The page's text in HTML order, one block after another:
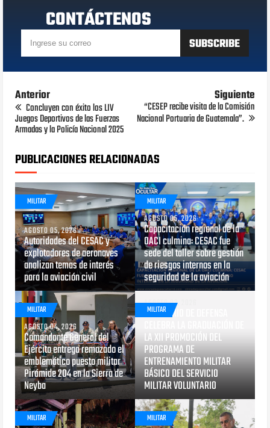
CONTÁCTENOS
Anterior
Concluyen con éxito los LIV
Juegos Deportivos de las Fuerzas
Armadas y la Policía Nacional 2025
Siguiente
“CESEP recibe visita de la Comisión
Nacional Portuaria de Guatemala”.
PUBLICACIONES RELACIONADAS
MILITAR
AGOSTO 05, 2026
Autoridades del CESAC y
explotadores de aeronaves
analizan temas de interés
para la aviación civil
MILITAR
AGOSTO 05, 2026
Capacitación regional de la
OACI culmina: CESAC fue
sede del taller sobre gestión
de riesgos internos en la
seguridad de la aviación
MILITAR
AGOSTO 04, 2026
Comandante General del
Ejército entrega remozado el
emblemático puesto militar
Pirámide 204 en la Sierra de
Neyba
MILITAR
AGOSTO 03, 2026
MINISTERIO DE DEFENSA
LA XII PROMOCIÓN DEL
PROGRAMA DE
ENTRENAMIENTO MILITAR
BÁSICO DEL SERVICIO
MILITAR VOLUNTARIO
MILITAR MILITAR